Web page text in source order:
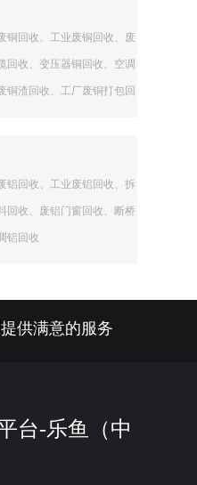
铜回收、工业废铜回收、废
回收、变压器铜回收、空调
铜渣回收、工厂废铜打包回
铝回收、工业废铝回收、拆
回收、废铝门窗回收、断桥
铝回收
供满意的服务
台-乐鱼（中